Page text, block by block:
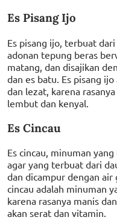
Es Pisang Ijo
Es pisang ijo, terbuat
adonan tepung beras
matang, dan disajikan
dan es batu. Es pisang
dan lezat, karena
lembut dan kenyal.
Es Cincau
Es cincau, minuman
agar yang terbuat dari
dan dicampur dengan air
cincau adalah minuman
karena rasanya manis
akan serat dan vitamin.